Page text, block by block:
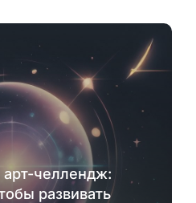
челлендж:
развивать